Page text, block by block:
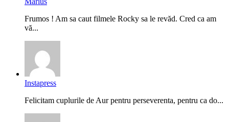
Frumos ! Am sa caut filmele Rocky sa le revăd. Cred ca am
vă...
Instapress
Felicitam cuplurile de Aur pentru perseverenta, pentru ca do...